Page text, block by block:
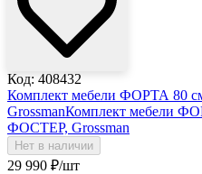
Код: 408432
Комплект мебели ФОРТА 80
GrossmanКомплект мебели
ФОСТЕР, Grossman
Нет в наличии
29 990 ₽/шт